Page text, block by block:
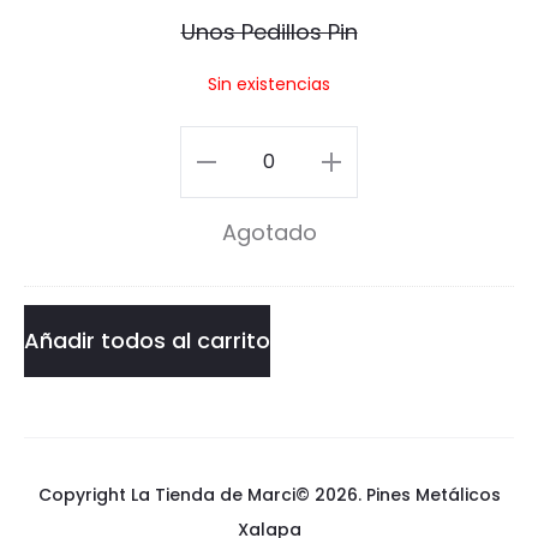
i
l
o
s
i
Unos Pedillos Pin
Sin existencias
Unos
Pedillos
cantidad
Agotado
Añadir todos al carrito
Copyright La Tienda de Marci© 2026.Pines Metálicos
Xalapa